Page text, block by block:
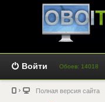
Войти Обоев: 14018
Полная версия сайта